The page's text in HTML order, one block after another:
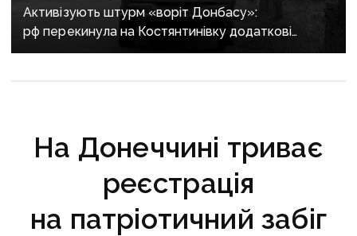
Активізують штурм «воріт Донбасу»:
рф перекинула на Костянтинівку додаткові
підрозділи й поновила атаки тритонними
На Донеччині триває
реєстрація
на патріотичний забіг